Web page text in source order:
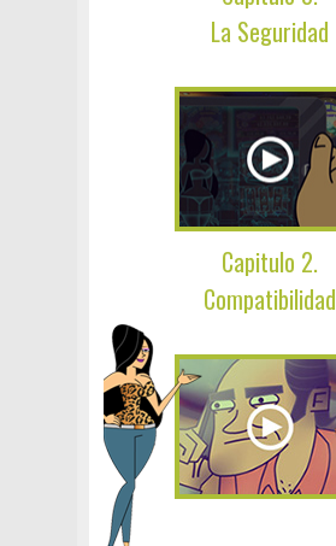
La Seguridad
Capitulo 2.
Compatibilidad